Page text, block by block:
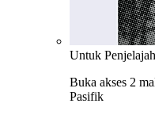
Untuk
Buka akses 2
Pasifik